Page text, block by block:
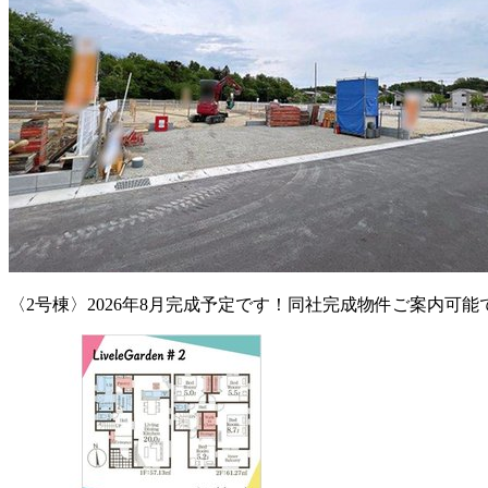
〈2号棟〉2026年8月完成予定です！同社完成物件ご案内可能